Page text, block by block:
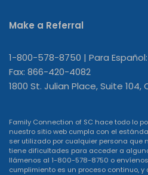
Make a Referral
1-800-578-8750 | Para
Fax: 866-420-4082
1800 St. Julian Place, Suite 104,
Family Connection of SC hace todo lo
nuestro sitio web cumpla con el
ser utilizado por cualquier persona que
tiene dificultades para acceder a
llámenos al 1-800-578-8750 o
cumplimiento es un proceso continuo,